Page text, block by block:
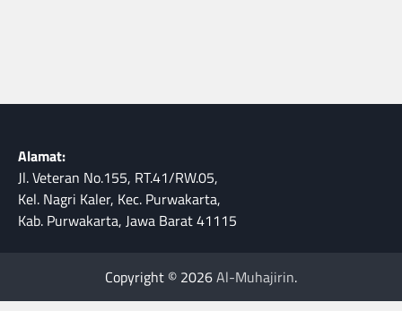
Alamat:
Jl. Veteran No.155, RT.41/RW.05,
Kel. Nagri Kaler, Kec. Purwakarta,
Kab. Purwakarta, Jawa Barat 41115
Copyright © 2026Al-Muhajirin.